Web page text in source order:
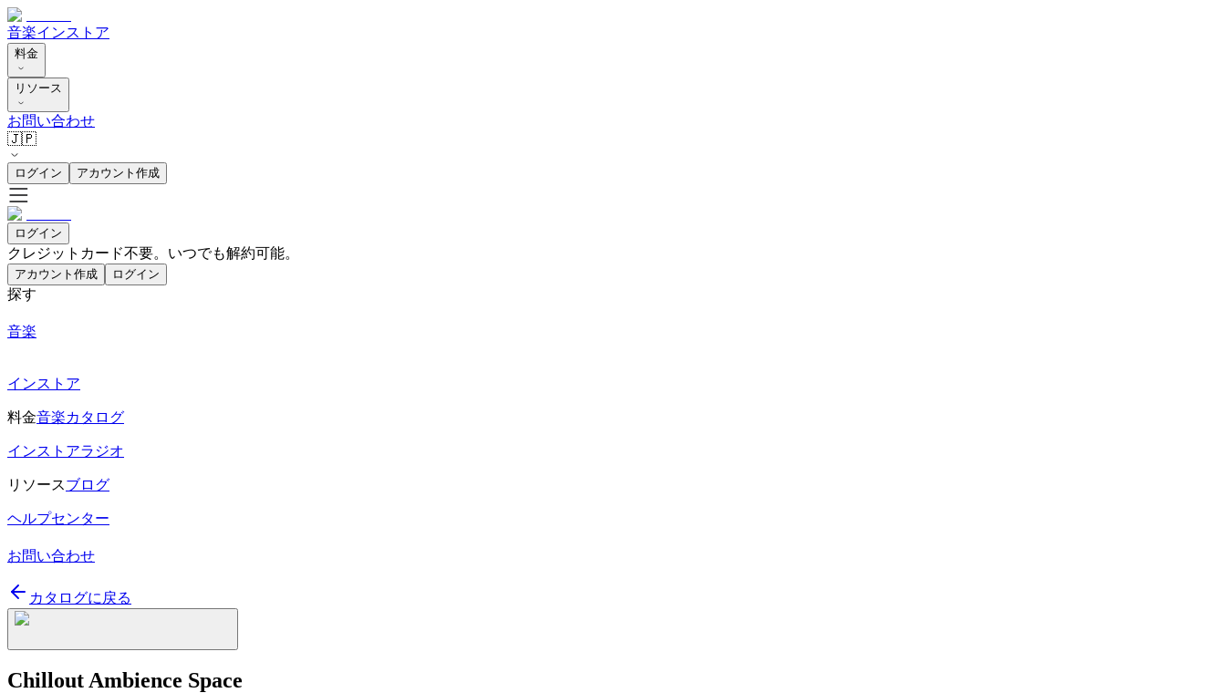
音楽インストア
料金
リソース
お問い合わせ
🇯🇵
ログイン アカウント作成
ログイン
クレジットカード不要。いつでも解約可能。
アカウント作成 ログイン
探す
音楽
インストア
料金音楽カタログ
インストアラジオ
リソースブログ
ヘルプセンター
お問い合わせ
カタログに戻る
Chillout Ambience Space